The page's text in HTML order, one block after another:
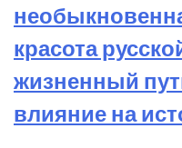
красота
жизненный
влияние на